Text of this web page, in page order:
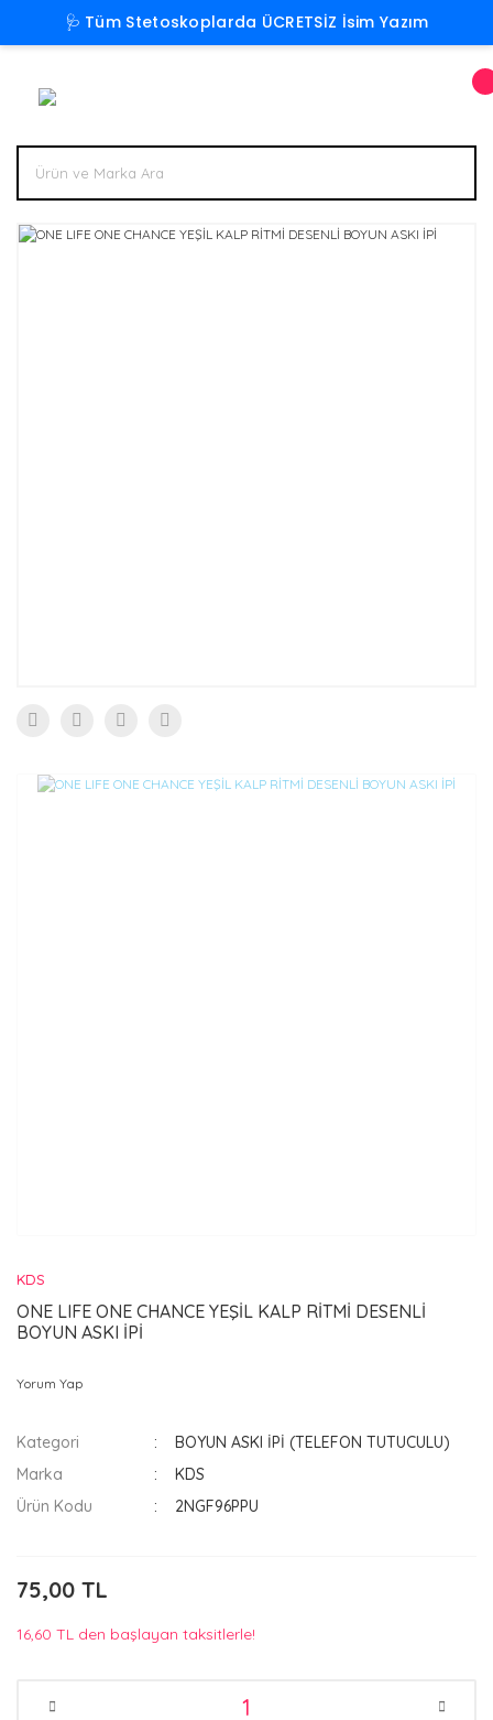
🩺 Tüm Stetoskoplarda ÜCRETSİZ İsim Yazım
KDS
ONE LIFE ONE CHANCE YEŞİL KALP RİTMİ DESENLİ
BOYUN ASKI İPİ
Yorum Yap
Kategori
BOYUN ASKI İPİ (TELEFON TUTUCULU)
Marka
KDS
Ürün Kodu
2NGF96PPU
75,00 TL
16,60 TL den başlayan taksitlerle!